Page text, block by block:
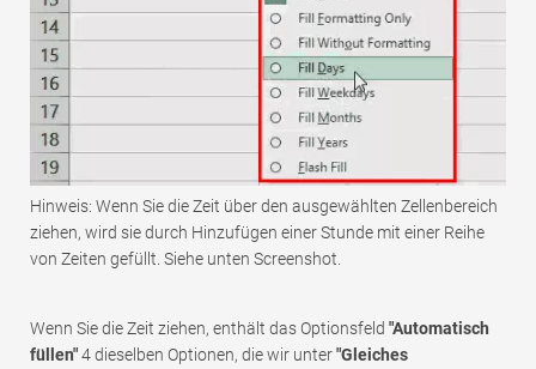
Hinweis: Wenn Sie die Zeit über den ausgewählten Zellenbereich
ziehen, wird sie durch Hinzufügen einer Stunde mit einer Reihe
von Zeiten gefüllt. Siehe unten Screenshot.
Wenn Sie die Zeit ziehen, enthält das Optionsfeld "Automatisch
füllen"4 dieselben Optionen, die wir unter"Gleiches